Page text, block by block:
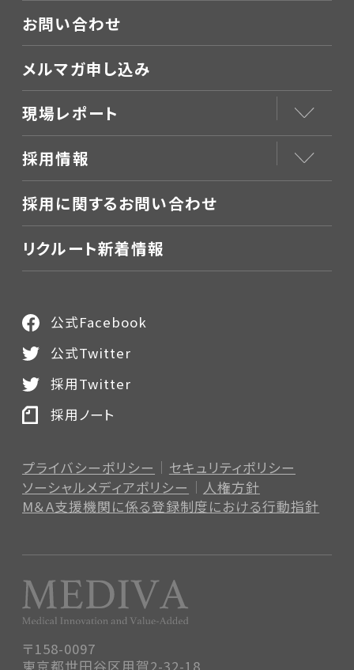
お問い合わせ
メルマガ申し込み
現場レポート
採用情報
採用に関するお問い合わせ
リクルート新着情報
〒158-0097
東京都世田谷区用賀2-32-18
プライバシーポリシー
セキュリティポリシー
ソーシャルメディアポリシー
人権方針
M＆A支援機関に係る登録制度における行動指針
公式Facebook
公式Twitter
採用Twitter
採用ノート